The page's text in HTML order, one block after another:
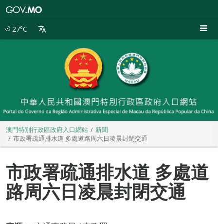
27°C
澳門特別行政區政府入口網站
新聞
市政署疏通排水道 多處道路周六日凌晨封閉交通
市政署疏通排水道 多處道
路周六日凌晨封閉交通